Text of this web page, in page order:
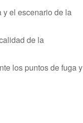
y el escenario de la
de la
los puntos de fuga y